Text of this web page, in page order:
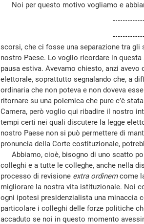
Noi per questo motivo vogliamo e
scorsi, che ci fosse una separazione tra
nostro Paese. Lo voglio ricordare in
pausa estiva. Avevamo chiesto, anzi
elettorale, soprattutto segnalando che, a
ordinaria che non poteva e non doveva
ritornare su una polemica che pure c’è
Camera, però voglio qui ribadire il nostro
tempi certi nei quali discutere la legge
nostro Paese non si può permettere di
pronuncia della Corte costituzionale,
Abbiamo, cioè, bisogno di uno scatto
colleghi e a tutte le colleghe, anche nella
processo di revisione extra ordinemcome
migliorare la nostra vita istituzionale. Noi
ogni ipotesi presidenzialista una minaccia
particolare i colleghi delle forze politiche
accaduto se noi in questo momento